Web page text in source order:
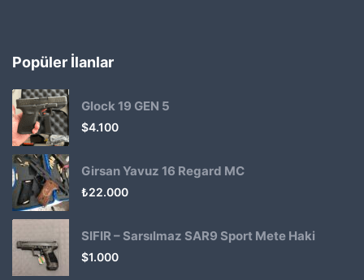
Popüler İlanlar
Glock 19 GEN 5
$4.100
Girsan Yavuz 16 Regard MC
₺22.000
SIFIR – Sarsılmaz SAR9 Sport Mete Haki
$1.000